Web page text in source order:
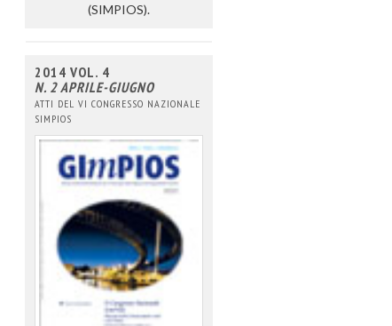
(SIMPIOS).
2014 VOL. 4
N. 2 APRILE-GIUGNO
ATTI DEL VI CONGRESSO NAZIONALE
SIMPIOS